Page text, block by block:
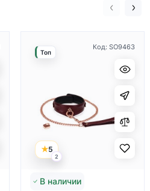
Код: SO9463
5
2
Топ
В наличии